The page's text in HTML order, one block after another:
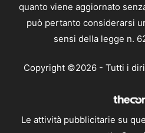
quanto viene aggiornato
può pertanto considerarsi
sensi della legge n.
Copyright ©2026 - Tutti i
Le attività pubblicitarie su